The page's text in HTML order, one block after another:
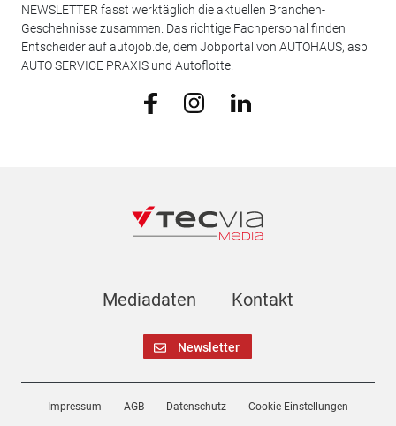
NEWSLETTER fasst werktäglich die aktuellen Branchen-
Geschehnisse zusammen. Das richtige Fachpersonal finden
Entscheider auf autojob.de, dem Jobportal von AUTOHAUS, asp
AUTO SERVICE PRAXIS und Autoflotte.
Mediadaten Kontakt
Newsletter
Impressum AGB Datenschutz Cookie-Einstellungen